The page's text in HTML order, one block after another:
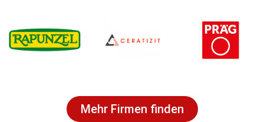
Mehr Firmen finden